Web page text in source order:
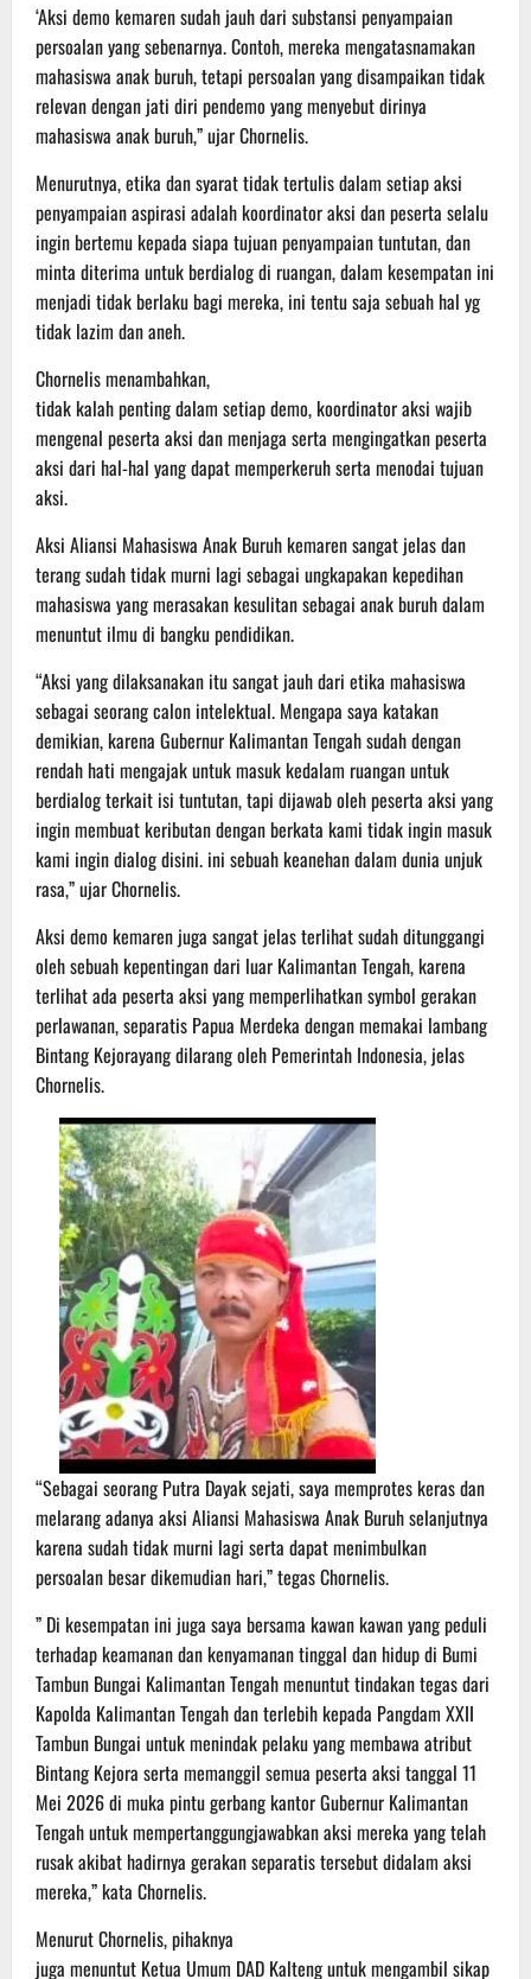
‘Aksi demo kemaren sudah jauh dari substansi penyampaian
persoalan yang sebenarnya. Contoh, mereka mengatasnamakan
mahasiswa anak buruh, tetapi persoalan yang disampaikan tidak
relevan dengan jati diri pendemo yang menyebut dirinya
mahasiswa anak buruh,” ujar Chornelis.
Menurutnya, etika dan syarat tidak tertulis dalam setiap aksi
penyampaian aspirasi adalah koordinator aksi dan peserta selalu
ingin bertemu kepada siapa tujuan penyampaian tuntutan, dan
minta diterima untuk berdialog di ruangan, dalam kesempatan ini
menjadi tidak berlaku bagi mereka, ini tentu saja sebuah hal yg
tidak lazim dan aneh.
Chornelis menambahkan,
tidak kalah penting dalam setiap demo, koordinator aksi wajib
mengenal peserta aksi dan menjaga serta mengingatkan peserta
aksi dari hal-hal yang dapat memperkeruh serta menodai tujuan
aksi.
Aksi Aliansi Mahasiswa Anak Buruh kemaren sangat jelas dan
terang sudah tidak murni lagi sebagai ungkapakan kepedihan
mahasiswa yang merasakan kesulitan sebagai anak buruh dalam
menuntut ilmu di bangku pendidikan.
“Aksi yang dilaksanakan itu sangat jauh dari etika mahasiswa
sebagai seorang calon intelektual. Mengapa saya katakan
demikian, karena Gubernur Kalimantan Tengah sudah dengan
rendah hati mengajak untuk masuk kedalam ruangan untuk
berdialog terkait isi tuntutan, tapi dijawab oleh peserta aksi yang
ingin membuat keributan dengan berkata kami tidak ingin masuk
kami ingin dialog disini. ini sebuah keanehan dalam dunia unjuk
rasa,” ujar Chornelis.
Aksi demo kemaren juga sangat jelas terlihat sudah ditunggangi
oleh sebuah kepentingan dari luar Kalimantan Tengah, karena
terlihat ada peserta aksi yang memperlihatkan symbol gerakan
perlawanan, separatis Papua Merdeka dengan memakai lambang
Bintang Kejorayang dilarang oleh Pemerintah Indonesia, jelas
Chornelis.
“Sebagai seorang Putra Dayak sejati, saya memprotes keras dan
melarang adanya aksi Aliansi Mahasiswa Anak Buruh selanjutnya
karena sudah tidak murni lagi serta dapat menimbulkan
persoalan besar dikemudian hari,” tegas Chornelis.
” Di kesempatan ini juga saya bersama kawan kawan yang peduli
terhadap keamanan dan kenyamanan tinggal dan hidup di Bumi
Tambun Bungai Kalimantan Tengah menuntut tindakan tegas dari
Kapolda Kalimantan Tengah dan terlebih kepada Pangdam XXII
Tambun Bungai untuk menindak pelaku yang membawa atribut
Bintang Kejora serta memanggil semua peserta aksi tanggal 11
Mei 2026 di muka pintu gerbang kantor Gubernur Kalimantan
Tengah untuk mempertanggungjawabkan aksi mereka yang telah
rusak akibat hadirnya gerakan separatis tersebut didalam aksi
mereka,” kata Chornelis.
Menurut Chornelis, pihaknya
juga menuntut Ketua Umum DAD Kalteng untuk mengambil sikap